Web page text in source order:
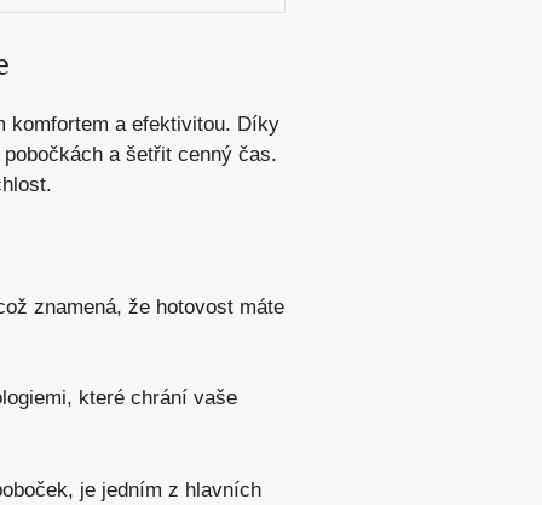
komfortem a efektivitou. Díky
a šetřit cenný čas.
znamená, že hotovost máte
které chrání vaše
, je jedním z hlavních